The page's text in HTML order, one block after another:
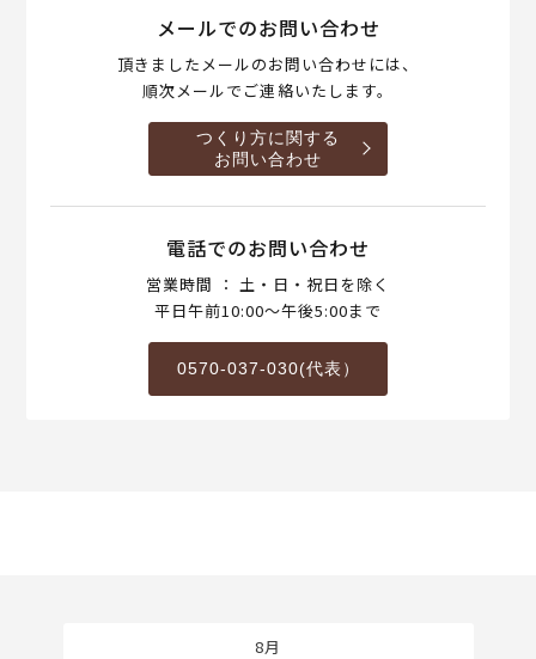
メールでのお問い合わせ
頂きましたメールのお問い合わせには、
順次メールでご連絡いたします。
つくり方に関する
お問い合わせ
電話でのお問い合わせ
営業時間 ： 土・日・祝日を除く
平日午前10:00～午後5:00まで
0570-037-030(代表）
8月